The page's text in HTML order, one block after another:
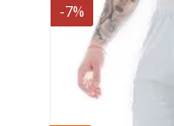
-7%